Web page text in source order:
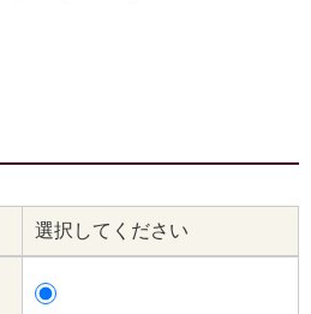
選択してください